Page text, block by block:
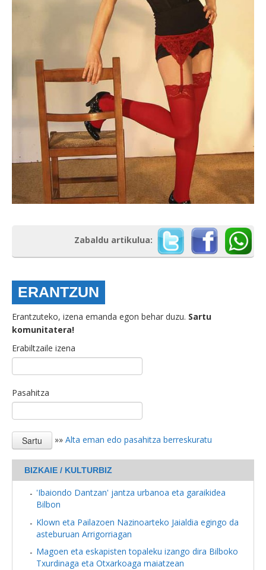
Zabaldu artikulua:
ERANTZUN
Erantzuteko, izena emanda egon behar duzu. Sartu
komunitatera!
Erabiltzaile izena
Pasahitza
»» Alta eman edo pasahitza berreskuratu
BIZKAIE / KULTURBIZ
'Ibaiondo Dantzan' jantza urbanoa eta garaikidea
Bilbon
Klown eta Pailazoen Nazinoarteko Jaialdia egingo da
asteburuan Arrigorriagan
Magoen eta eskapisten topaleku izango dira Bilboko
Txurdinaga eta Otxarkoaga maiatzean